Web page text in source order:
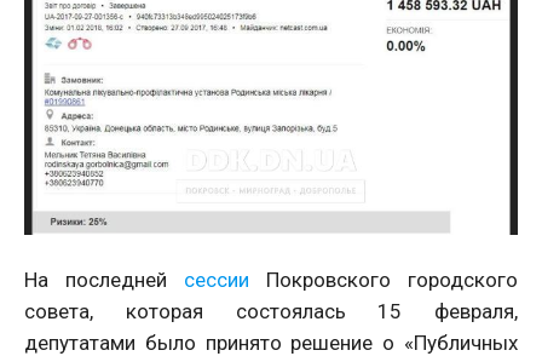
На последней сессии Покровского городского
совета, которая состоялась 15 февраля,
депутатами было принято решение о «Публичных